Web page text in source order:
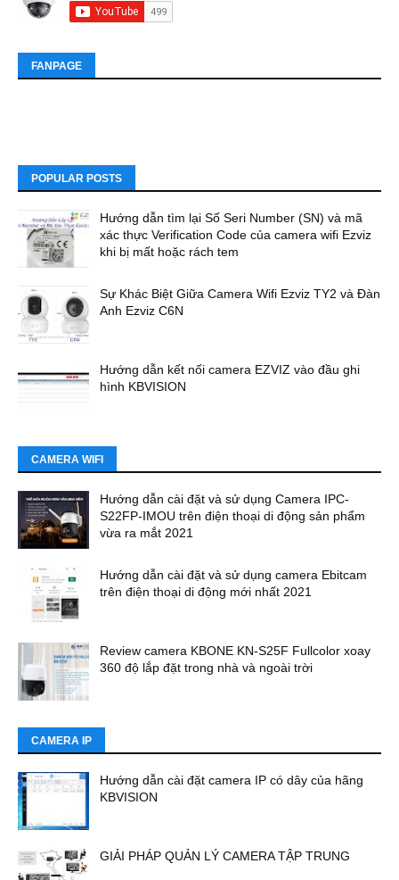
FANPAGE
POPULAR POSTS
Hướng dẫn tìm lại Số Seri Number (SN) và mã
xác thực Verification Code của camera wifi Ezviz
khi bị mất hoặc rách tem
Sự Khác Biệt Giữa Camera Wifi Ezviz TY2 và Đàn
Anh Ezviz C6N
Hướng dẫn kết nối camera EZVIZ vào đầu ghi
hình KBVISION
CAMERA WIFI
Hướng dẫn cài đặt và sử dụng Camera IPC-
S22FP-IMOU trên điện thoại di động sản phẩm
vừa ra mắt 2021
Hướng dẫn cài đặt và sử dụng camera Ebitcam
trên điện thoại di động mới nhất 2021
Review camera KBONE KN-S25F Fullcolor xoay
360 độ lắp đặt trong nhà và ngoài trời
CAMERA IP
Hướng dẫn cài đặt camera IP có dây của hãng
KBVISION
GIẢI PHÁP QUẢN LÝ CAMERA TẬP TRUNG